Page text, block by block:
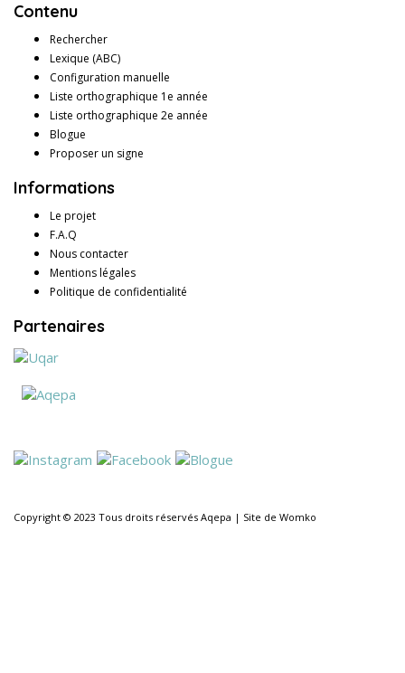
Contenu
Rechercher
Lexique (ABC)
Configuration manuelle
Liste orthographique 1e année
Liste orthographique 2e année
Blogue
Proposer un signe
Informations
Le projet
F.A.Q
Nous contacter
Mentions légales
Politique de confidentialité
Partenaires
Copyright © 2023 Tous droits réservés Aqepa | Site de Womko